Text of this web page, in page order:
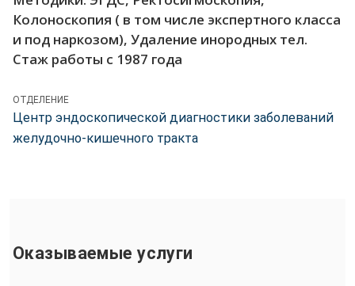
Колоноскопия ( в том числе экспертного класса
и под наркозом), Удаление инородных тел.
Стаж работы с 1987 года
ОТДЕЛЕНИЕ
Центр эндоскопической диагностики заболеваний
желудочно-кишечного тракта
Оказываемые услуги